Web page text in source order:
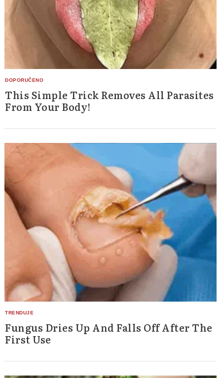
This Simple Trick Removes All Parasites
From Your Body!
Fungus Dries Up And Falls Off After The
First Use
for: